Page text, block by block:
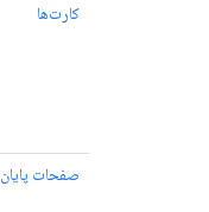
کارت‌ها
صفحات پایان